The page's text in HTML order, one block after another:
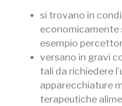
si trovano in
economicamente
esempio
versano in gravi
tali da richiedere
apparecchiature
terapeutiche